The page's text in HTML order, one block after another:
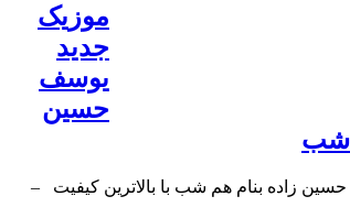
موزیک
جدید
یوسف
حسین
شب
زاده بنام هم شب با بالاترین کیفیت –